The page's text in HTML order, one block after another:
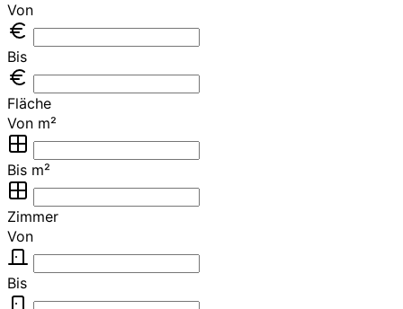
Von
Bis
Fläche
Von m²
Bis m²
Zimmer
Von
Bis